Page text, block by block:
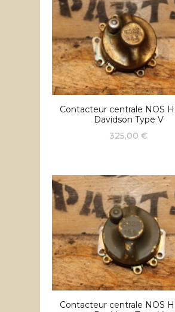
Contacteur centrale NOS
Davidson Type V
325,00€
Contacteur centrale NOS